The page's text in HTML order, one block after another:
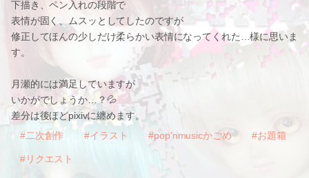
下描き、ペン入れの段階で
表情が固く、ムスッとしてしたのですが
修正してほんの少しだけ柔らかい表情になってくれた…様に思いま
す。
月瀬的には満足していますが
いかがでしょうか…？💦
差分は後ほどpixivに纏めます。
#二次創作
#イラスト #pop’nmusicかごめ #お題箱
#リクエスト